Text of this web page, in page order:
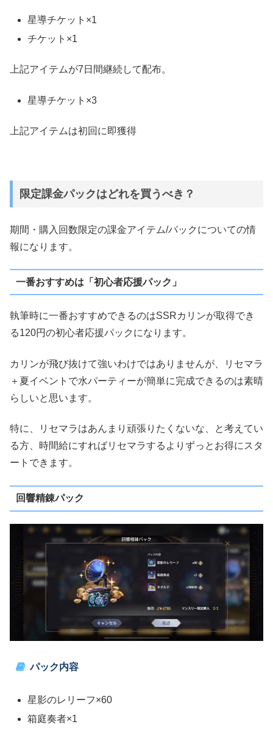
星導チケット×1
チケット×1
上記アイテムが7日間継続して配布。
星導チケット×3
上記アイテムは初回に即獲得
限定課金パックはどれを買うべき？
期間・購入回数限定の課金アイテム/パックについての情
報になります。
一番おすすめは「初心者応援パック」
執筆時に一番おすすめできるのはSSRカリンが取得でき
る120円の初心者応援パックになります。
カリンが飛び抜けて強いわけではありませんが、リセマラ
＋夏イベントで水パーティーが簡単に完成できるのは素晴
らしいと思います。
特に、リセマラはあんまり頑張りたくないな、と考えてい
る方、時間給にすればリセマラするよりずっとお得にスタ
ートできます。
回響精錬パック
パック内容
星影のレリーフ×60
箱庭奏者×1